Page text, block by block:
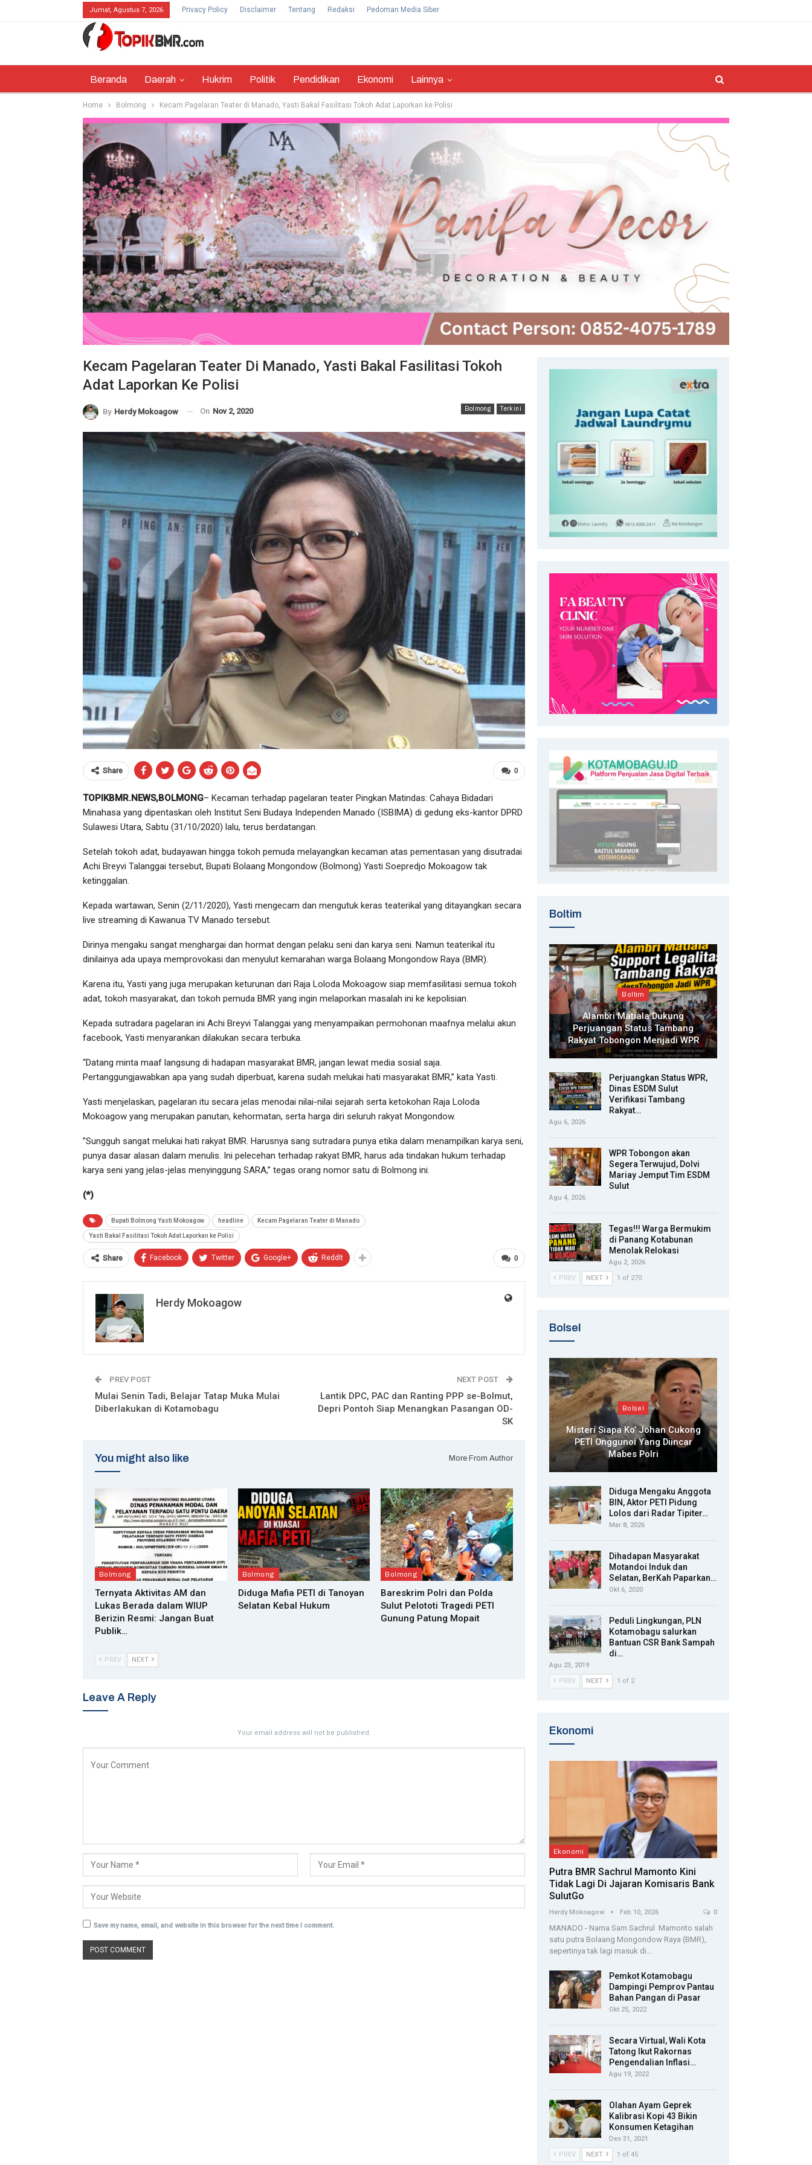
Jumat, Agustus 7, 2026 Privacy Policy Disclaimer Tentang Redaksi Pedoman Media Siber
Beranda Daerah Hukrim Politik Pendidikan Ekonomi Lainnya
Home Bolmong Kecam Pagelaran Teater di Manado, Yasti Bakal Fasilitasi Tokoh Adat Laporkan ke Polisi
Kecam Pagelaran Teater Di Manado, Yasti Bakal Fasilitasi Tokoh
Adat Laporkan Ke Polisi
Bolmong Terkini
By Herdy Mokoagow On Nov 2, 2020
0
Share
TOPIKBMR.NEWS,BOLMONG– Kecaman terhadap pagelaran teater Pingkan Matindas: Cahaya Bidadari
Minahasa yang dipentaskan oleh Institut Seni Budaya Independen Manado (ISBIMA) di gedung eks-kantor DPRD
Sulawesi Utara, Sabtu (31/10/2020) lalu, terus berdatangan.
Setelah tokoh adat, budayawan hingga tokoh pemuda melayangkan kecaman atas pementasan yang disutradai
Achi Breyvi Talanggai tersebut, Bupati Bolaang Mongondow (Bolmong) Yasti Soepredjo Mokoagow tak
ketinggalan.
Kepada wartawan, Senin (2/11/2020), Yasti mengecam dan mengutuk keras teaterikal yang ditayangkan secara
live streaming di Kawanua TV Manado tersebut.
Dirinya mengaku sangat menghargai dan hormat dengan pelaku seni dan karya seni. Namun teaterikal itu
dinilainya ada upaya memprovokasi dan menyulut kemarahan warga Bolaang Mongondow Raya (BMR).
Karena itu, Yasti yang juga merupakan keturunan dari Raja Loloda Mokoagow siap memfasilitasi semua tokoh
adat, tokoh masyarakat, dan tokoh pemuda BMR yang ingin melaporkan masalah ini ke kepolisian.
Kepada sutradara pagelaran ini Achi Breyvi Talanggai yang menyampaikan permohonan maafnya melalui akun
facebook, Yasti menyarankan dilakukan secara terbuka.
“Datang minta maaf langsung di hadapan masyarakat BMR, jangan lewat media sosial saja.
Pertanggungjawabkan apa yang sudah diperbuat, karena sudah melukai hati masyarakat BMR,” kata Yasti.
Yasti menjelaskan, pagelaran itu secara jelas menodai nilai-nilai sejarah serta ketokohan Raja Loloda
Mokoagow yang merupakan panutan, kehormatan, serta harga diri seluruh rakyat Mongondow.
”Sungguh sangat melukai hati rakyat BMR. Harusnya sang sutradara punya etika dalam menampilkan karya seni,
punya dasar alasan dalam menulis. Ini pelecehan terhadap rakyat BMR, harus ada tindakan hukum terhadap
karya seni yang jelas-jelas menyinggung SARA,” tegas orang nomor satu di Bolmong ini.
(*)
Bupati Bolmong Yasti Mokoagow headline Kecam Pagelaran Teater di Manado
Yasti Bakal Fasilitasi Tokoh Adat Laporkan ke Polisi
0
Share Facebook Twitter Google+ ReddIt
Herdy Mokoagow
PREV POST
Mulai Senin Tadi, Belajar Tatap Muka Mulai
Diberlakukan di Kotamobagu
NEXT POST
Lantik DPC, PAC dan Ranting PPP se-Bolmut,
Depri Pontoh Siap Menangkan Pasangan OD-
SK
You might also like More From Author
Bolmong
Ternyata Aktivitas AM dan
Lukas Berada dalam WIUP
Berizin Resmi: Jangan Buat
Publik…
Bolmong
Diduga Mafia PETI di Tanoyan
Selatan Kebal Hukum
Bolmong
Bareskrim Polri dan Polda
Sulut Pelototi Tragedi PETI
Gunung Patung Mopait
PREV NEXT
Leave A Reply
Your email address will not be published.
Save my name, email, and website in this browser for the next time I comment.
Boltim
Boltim
Alambri Matiala Dukung
Perjuangan Status Tambang
Rakyat Tobongon Menjadi WPR
Perjuangkan Status WPR,
Dinas ESDM Sulut
Verifikasi Tambang
Rakyat…
Agu 6, 2026
WPR Tobongon akan
Segera Terwujud, Dolvi
Mariay Jemput Tim ESDM
Sulut
Agu 4, 2026
Tegas!!! Warga Bermukim
di Panang Kotabunan
Menolak Relokasi
Agu 2, 2026
PREV
NEXT 1 of 270
Bolsel
Bolsel
Misteri Siapa Ko’ Johan Cukong
PETI Onggunoi Yang Diincar
Mabes Polri
Diduga Mengaku Anggota
BIN, Aktor PETI Pidung
Lolos dari Radar Tipiter…
Mar 8, 2026
Dihadapan Masyarakat
Motandoi Induk dan
Selatan, BerKah Paparkan…
Okt 6, 2020
Peduli Lingkungan, PLN
Kotamobagu salurkan
Bantuan CSR Bank Sampah
di…
Agu 23, 2019
PREV
NEXT 1 of 2
Ekonomi
Ekonomi
Putra BMR Sachrul Mamonto Kini
Tidak Lagi Di Jajaran Komisaris Bank
SulutGo
Herdy Mokoagow Feb 10, 2026 0
MANADO - Nama Sam Sachrul Mamonto salah
satu putra Bolaang Mongondow Raya (BMR),
sepertinya tak lagi masuk di…
Pemkot Kotamobagu
Dampingi Pemprov Pantau
Bahan Pangan di Pasar
Okt 25, 2022
Secara Virtual, Wali Kota
Tatong Ikut Rakornas
Pengendalian Inflasi…
Agu 19, 2022
Olahan Ayam Geprek
Kalibrasi Kopi 43 Bikin
Konsumen Ketagihan
Des 31, 2021
PREV
NEXT 1 of 45